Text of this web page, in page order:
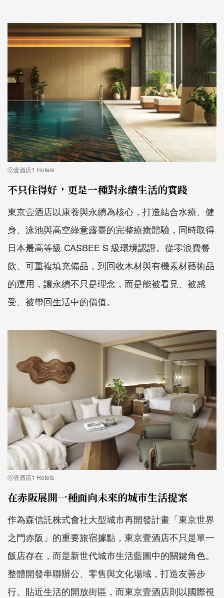
ⓒ壹酒店1 Hotels
不只住得好，更是一種對永續生活的實踐
東京壹酒店以康養與永續為核心，打造結合水療、健
身、泳池與高空綠意露臺的完整療癒體驗，同時取得
日本最高等級 CASBEE S 級環境認證。從零浪費餐
飲、可重複填充備品，到回收木材與有機素材藝術品
的運用，讓永續不只是理念，而是能被看見、被感
受、被帶回生活中的價值。
ⓒ壹酒店1 Hotels
在赤阪展開一種面向未來的城市生活提案
作為森信託株式會社大型城市再開發計畫「東京世界
之門赤阪」的重要旅宿據點，東京壹酒店不只是單一
飯店存在，而是新世代城市生活藍圖中的關鍵角色。
整體開發串聯辦公、零售與文化場域，打造友善步
行、貼近生活的開放街區，而東京壹酒店則以國際視